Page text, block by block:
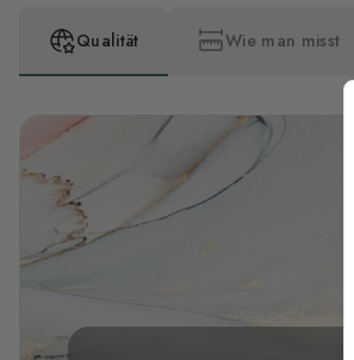
Qualität Wie man misst